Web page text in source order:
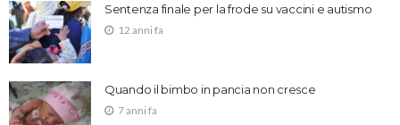
Sentenza finale per la frode su vaccini e autismo
12 anni fa
Quando il bimbo in pancia non cresce
7 anni fa